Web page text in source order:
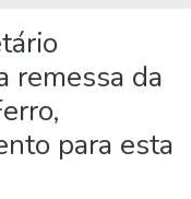
remessa da
para esta